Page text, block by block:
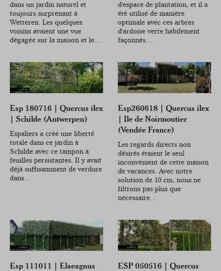
dans un jardin naturel et
toujours surprenant à
Wetteren. Les quelques
voisins avaient une vue
dégagée sur la maison et le...
d'espace de plantation, et il a
été utilisé de manière
optimale avec ces arbres
d'ardoise verte habilement
façonnés....
Esp 180716 | Quercus ilex
| Schilde (Antwerpen)
Espaliers a créé une liberté
totale dans ce jardin à
Schilde avec ce tampon à
feuilles persistantes. Il y avait
déjà suffisamment de verdure
dans...
Esp260618 | Quercus ilex
| Ile de Noirmoutier
(Vendée France)
Les regards directs non
désirés étaient le seul
inconvénient de cette maison
de vacances. Avec notre
solution de 10 cm, nous ne
filtrons pas plus que
nécessaire...
Esp 111011 | Elaeagnus
ESP 050516 | Quercus